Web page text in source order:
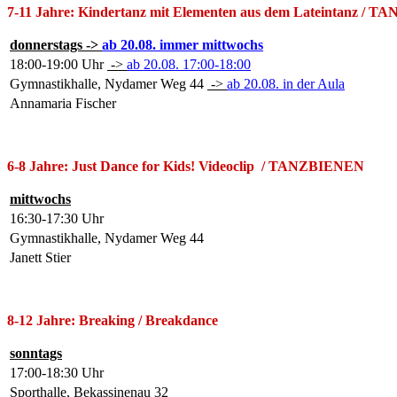
7-11 Jahre: Kindertanz mit Elementen aus dem Lateintanz /
donnerstags -> ab 20.08. immer mittwochs
18:00-19:00 Uhr -> ab 20.08. 17:00-18:00
Gymnastikhalle, Nydamer Weg 44 -> ab 20.08. in der Aula
Annamaria Fischer
6-8 Jahre: Just Dance for Kids! Videoclip / TANZBIENEN
mittwochs
16:30-17:30 Uhr
Gymnastikhalle, Nydamer Weg 44
Janett Stier
8-12 Jahre: Breaking / Breakdance
sonntags
17:00-18:30 Uhr
Sporthalle, Bekassinenau 32